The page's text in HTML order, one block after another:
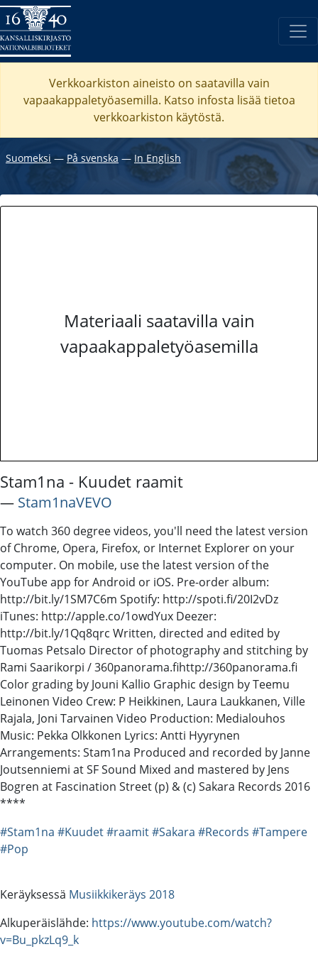
Verkkoarkiston aineisto on saatavilla vain
vapaakappaletyöasemilla. Katso infosta lisää tietoa
verkkoarkiston käytöstä.
Suomeksi ―På svenska ― In English
Materiaali saatavilla vain
vapaakappaletyöasemilla
Stam1na - Kuudet raamit
― Stam1naVEVO
To watch 360 degree videos, you'll need the latest version
of Chrome, Opera, Firefox, or Internet Explorer on your
computer. On mobile, use the latest version of the
YouTube app for Android or iOS. Pre-order album:
http://bit.ly/1SM7C6m Spotify: http://spoti.fi/20I2vDz
iTunes: http://apple.co/1owdYux Deezer:
http://bit.ly/1Qq8qrc Written, directed and edited by
Tuomas Petsalo Director of photography and stitching by
Rami Saarikorpi / 360panorama.fihttp://360panorama.fi
Color grading by Jouni Kallio Graphic design by Teemu
Leinonen Video Crew: P Heikkinen, Laura Laukkanen, Ville
Rajala, Joni Tarvainen Video Production: Medialouhos
Music: Pekka Olkkonen Lyrics: Antti Hyyrynen
Arrangements: Stam1na Produced and recorded by Janne
Joutsenniemi at SF Sound Mixed and mastered by Jens
Bogren at Fascination Street (p) & (c) Sakara Records 2016
****
#Stam1na #Kuudet#raamit#Sakara #Records #Tampere
#Pop
Keräyksessä Musiikkikeräys 2018
Alkuperäislähde: https://www.youtube.com/watch?
v=Bu_pkzLq9_k